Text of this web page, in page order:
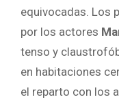
equivocadas. Los
por los actores
tenso y
en habitaciones
el reparto con los